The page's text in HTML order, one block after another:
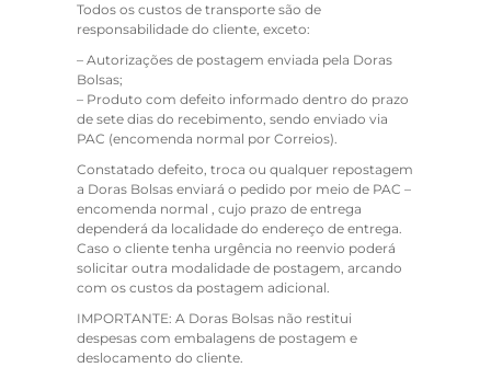
Todos os custos de transporte são de
responsabilidade do cliente, exceto:
– Autorizações de postagem enviada pela Doras
Bolsas;
– Produto com defeito informado dentro do prazo
de sete dias do recebimento, sendo enviado via
PAC (encomenda normal por Correios).
Constatado defeito, troca ou qualquer repostagem
a Doras Bolsas enviará o pedido por meio de PAC –
encomenda normal , cujo prazo de entrega
dependerá da localidade do endereço de entrega.
Caso o cliente tenha urgência no reenvio poderá
solicitar outra modalidade de postagem, arcando
com os custos da postagem adicional.
IMPORTANTE: A Doras Bolsas não restitui
despesas com embalagens de postagem e
deslocamento do cliente.